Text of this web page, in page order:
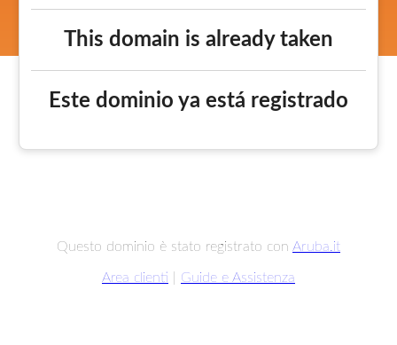
This domain is already taken
Este dominio ya está registrado
Questo dominio è stato registrato con Aruba.it
Area clienti Guide e Assistenza